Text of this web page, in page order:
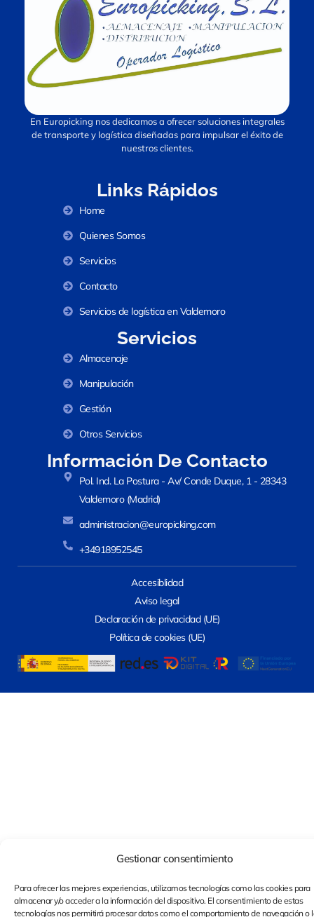
Gestionar consentimiento
Para ofrecer las mejores experiencias, utilizamos tecnologías como las cookies para
almacenar y/o acceder a la información del dispositivo. El consentimiento de estas
tecnologías nos permitirá procesar datos como el comportamiento de navegación o
En Europicking nos dedicamos a ofrecer soluciones integrales
de transporte y logística diseñadas para impulsar el éxito de
nuestros clientes.
Links Rápidos
Home
Quienes Somos
Servicios
Contacto
Servicios de logística en Valdemoro
Servicios
Almacenaje
Manipulación
Gestión
Otros Servicios
Información De Contacto
Pol. Ind. La Postura - Av/ Conde Duque, 1 - 28343
Valdemoro (Madrid)
administracion@europicking.com
+34918952545
Accesiblidad
Aviso legal
Declaración de privacidad (UE)
Política de cookies (UE)